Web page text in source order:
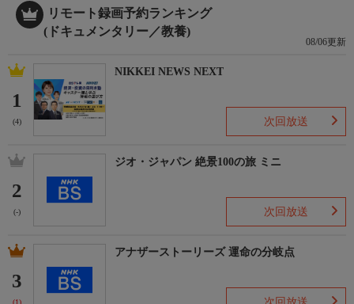
＊この番組はＨＤ放送からのアップコンバートです。
リモート録画予約ランキング
(ドキュメンタリー／教養)
08/06更新
1
(4)
NIKKEI NEWS NEXT
次回放送
2
(-)
ジオ・ジャパン 絶景100の旅 ミニ
次回放送
3
アナザーストーリーズ 運命の分岐点